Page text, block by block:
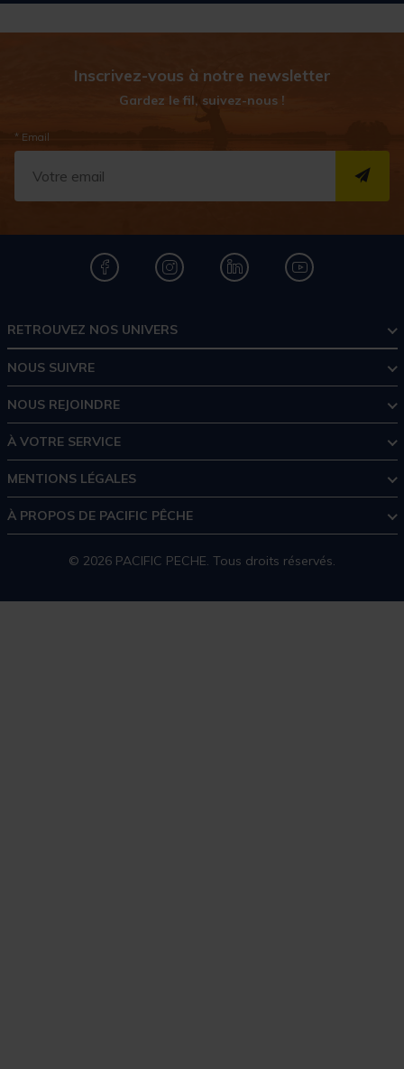
Inscrivez-vous à notre newsletter
Gardez le fil, suivez-nous !
* Email
RETROUVEZ NOS UNIVERS
NOUS SUIVRE
NOUS REJOINDRE
À VOTRE SERVICE
MENTIONS LÉGALES
À PROPOS DE PACIFIC PÊCHE
© 2026 PACIFIC PECHE. Tous droits réservés.